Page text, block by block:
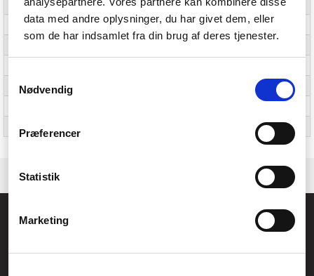
data med andre oplysninger, du har givet dem, eller
som de har indsamlet fra din brug af deres tjenester.
Samtykkevalg
Nødvendig
Præferencer
Statistik
Marketing
Bredd 1242 mm
550 mm
Hopvikta bredden
Allmänna frågor: